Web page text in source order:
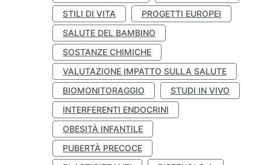
STILI DI VITA
PROGETTI EUROPEI
SALUTE DEL BAMBINO
SOSTANZE CHIMICHE
VALUTAZIONE IMPATTO SULLA SALUTE
BIOMONITORAGGIO
STUDI IN VIVO
INTERFERENTI ENDOCRINI
OBESITÀ INFANTILE
PUBERTÀ PRECOCE